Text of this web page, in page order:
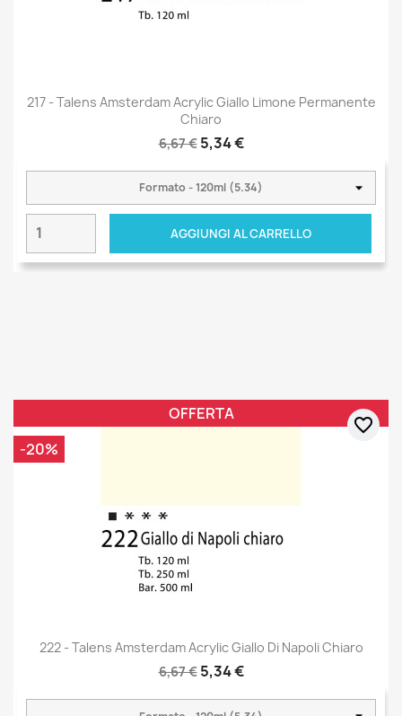
217 - Talens Amsterdam Acrylic Giallo Limone Permanente
Chiaro
6,67 € 5,34 €
AGGIUNGI AL CARRELLO
222 - Talens Amsterdam Acrylic Giallo Di Napoli Chiaro
6,67 € 5,34 €
OFFERTA
-20%
favorite_border